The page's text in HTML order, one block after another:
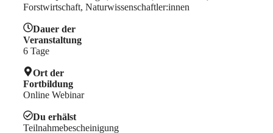
Forstwirtschaft, Naturwissenschaftler:innen
Dauer der
Veranstaltung
6 Tage
Ort der
Fortbildung
Online Webinar
Du erhälst
Teilnahmebescheinigung